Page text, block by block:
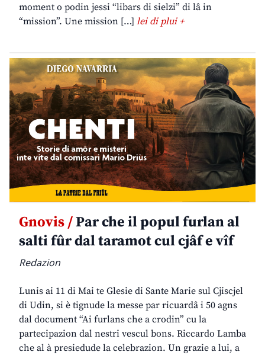
moment o podin jessi “libars di sielzi” di lâ in
“mission”. Une mission […] lei di plui +
Gnovis /Par che il popul furlan al
salti fûr dal taramot cul cjâf e vîf
Redazion
Lunis ai 11 di Mai te Glesie di Sante Marie sul Cjiscjel
di Udin, si è tignude la messe par ricuardâ i 50 agns
dal document “Ai furlans che a crodin” cu la
partecipazion dal nestri vescul bons. Riccardo Lamba
che al à presiedude la celebrazion. Un grazie a lui, a